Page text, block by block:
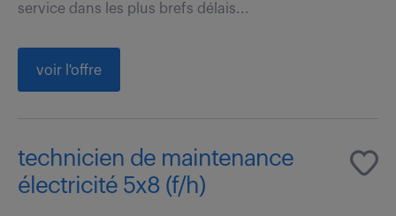
service dans les plus brefs délais...
voir l'offre
technicien de maintenance
électricité 5x8 (f/h)